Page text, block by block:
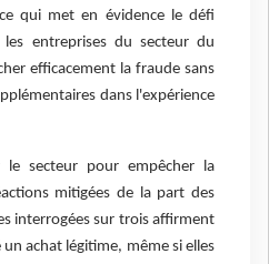
qui met en évidence le défi
entreprises du secteur du
efficacement la fraude sans
dans l'expérience
le secteur pour empêcher la
mitigées de la part des
interrogées sur trois affirment
achat légitime, même si elles